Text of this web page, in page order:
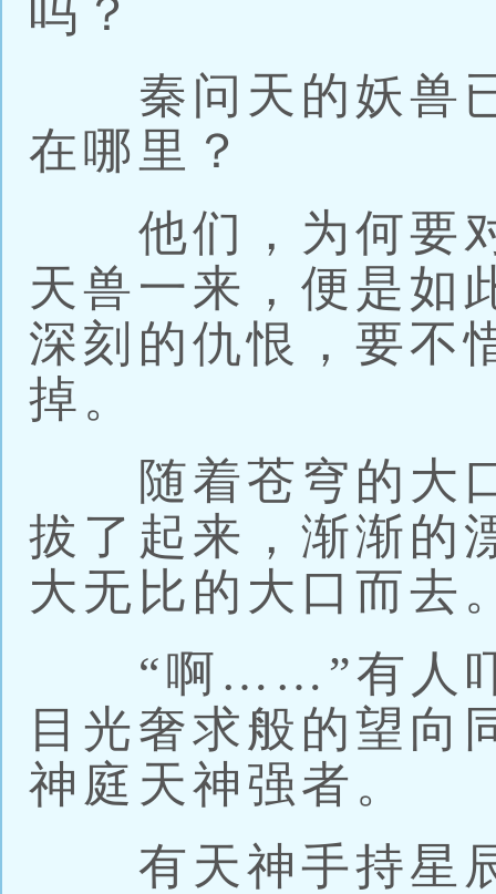
吗？
秦问天的妖兽已
在哪里？
他们，为何要对
天兽一来，便是如
深刻的仇恨，要不
掉。
随着苍穹的大口
拔了起来，渐渐的
大无比的大口而去
“啊……”有人吓
目光奢求般的望向
神庭天神强者。
有天神手持星辰